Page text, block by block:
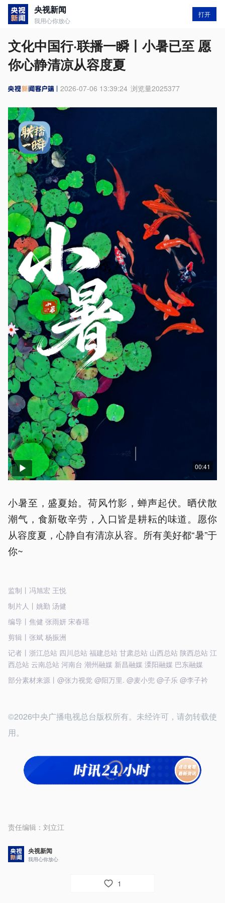
央视新闻
我用心你放心
打开
文化中国行·联播一瞬丨小暑已至 愿
你心静清凉从容度夏
2026-07-06 13:39:24 浏览量2025377
00:41
小暑至，盛夏始。荷风竹影，蝉声起伏。晒伏散
潮气，食新敬辛劳，入口皆是耕耘的味道。愿你
从容度夏，心静自有清凉从容。所有美好都“暑”于
你~
监制丨冯旭宏 王悦
制片人丨姚勤 汤健
编导丨焦健 张雨妍 宋春瑶
剪辑丨张斌 杨振洲
记者丨浙江总站 四川总站 福建总站 甘肃总站 山西总站 陕西总站 江
西总站 云南总站 河南台 潮州融媒 新昌融媒 溧阳融媒 巴东融媒
部分素材来源丨@张力视觉 @阳万里. @麦小兜 @子乐 @李子衿
©2026中央广播电视总台版权所有。未经许可，请勿转载使
用。
责任编辑： 刘立江
央视新闻
我用心你放心
1